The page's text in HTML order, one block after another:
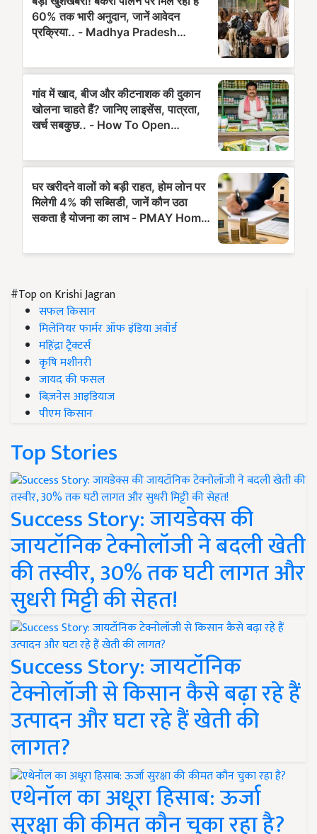
#Top on Krishi Jagran
सफल किसान
मिलेनियर फार्मर ऑफ इंडिया अवॉर्ड
महिंद्रा ट्रैक्टर्स
कृषि मशीनरी
जायद की फसल
बिज़नेस आइडियाज
पीएम किसान
Top Stories
Success Story: जायडेक्स की
जायटॉनिक टेक्नोलॉजी ने बदली खेती
की तस्वीर, 30% तक घटी लागत और
सुधरी मिट्टी की सेहत!
Success Story: जायटॉनिक
टेक्नोलॉजी से किसान कैसे बढ़ा रहे हैं
उत्पादन और घटा रहे हैं खेती की
लागत?
एथेनॉल का अधूरा हिसाब: ऊर्जा
सुरक्षा की कीमत कौन चुका रहा है?